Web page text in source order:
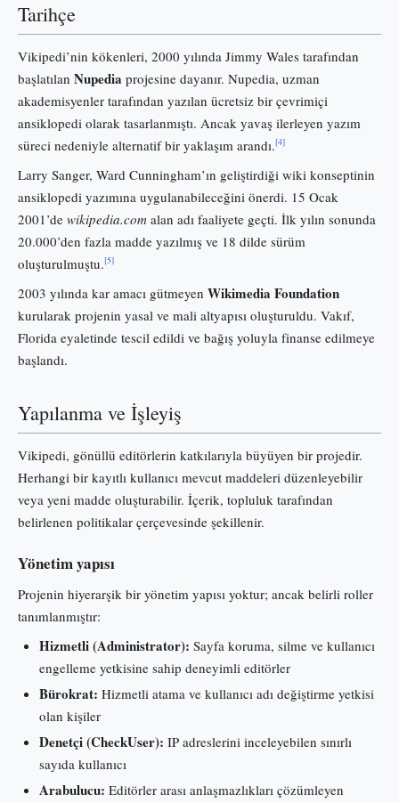
Tarihçe
Vikipedi’nin kökenleri, 2000 yılında Jimmy Wales tarafından
başlatılan Nupedia projesine dayanır. Nupedia, uzman
akademisyenler tarafından yazılan ücretsiz bir çevrimiçi
ansiklopedi olarak tasarlanmıştı. Ancak yavaş ilerleyen yazım
süreci nedeniyle alternatif bir yaklaşım arandı.[4]
Larry Sanger, Ward Cunningham’ın geliştirdiği wiki konseptinin
ansiklopedi yazımına uygulanabileceğini önerdi. 15 Ocak
2001’de wikipedia.com alan adı faaliyete geçti. İlk yılın sonunda
20.000’den fazla madde yazılmış ve 18 dilde sürüm
oluşturulmuştu.[5]
2003 yılında kar amacı gütmeyen Wikimedia Foundation
kurularak projenin yasal ve mali altyapısı oluşturuldu. Vakıf,
Florida eyaletinde tescil edildi ve bağış yoluyla finanse edilmeye
başlandı.
Yapılanma ve İşleyiş
Vikipedi, gönüllü editörlerin katkılarıyla büyüyen bir projedir.
Herhangi bir kayıtlı kullanıcı mevcut maddeleri düzenleyebilir
veya yeni madde oluşturabilir. İçerik, topluluk tarafından
belirlenen politikalar çerçevesinde şekillenir.
Yönetim yapısı
Projenin hiyerarşik bir yönetim yapısı yoktur; ancak belirli roller
tanımlanmıştır:
Hizmetli (Administrator): Sayfa koruma, silme ve kullanıcı
engelleme yetkisine sahip deneyimli editörler
Bürokrat: Hizmetli atama ve kullanıcı adı değiştirme yetkisi
olan kişiler
Denetçi (CheckUser): IP adreslerini inceleyebilen sınırlı
sayıda kullanıcı
Arabulucu: Editörler arası anlaşmazlıkları çözümleyen